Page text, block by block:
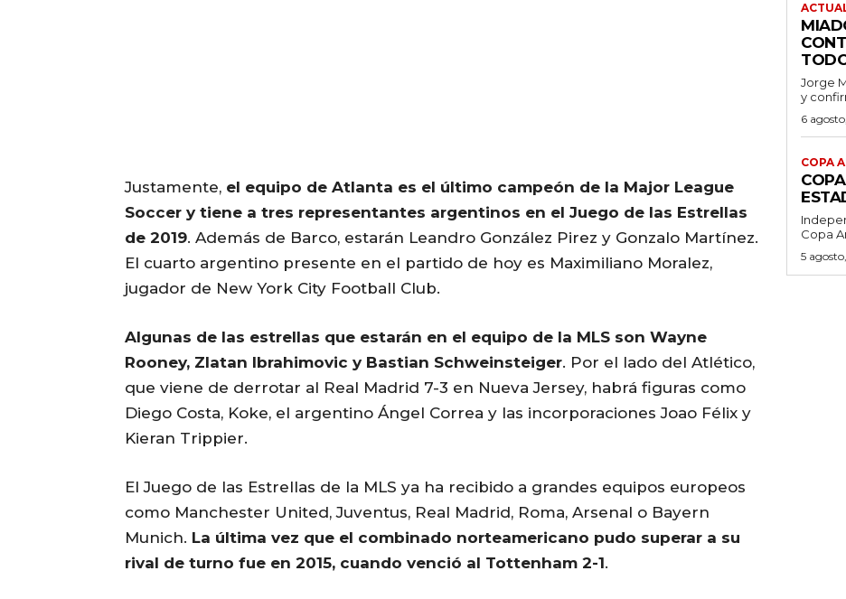
Justamente, el equipo de Atlanta es el último campeón de la Major League
Soccer y tiene a tres representantes argentinos en el Juego de las Estrellas
de 2019. Además de Barco, estarán Leandro González Pirez y Gonzalo Martínez.
El cuarto argentino presente en el partido de hoy es Maximiliano Moralez,
jugador de New York City Football Club.
Algunas de las estrellas que estarán en el equipo de la MLS son Wayne
Rooney, Zlatan Ibrahimovic y Bastian Schweinsteiger. Por el lado del Atlético,
que viene de derrotar al Real Madrid 7-3 en Nueva Jersey, habrá figuras como
Diego Costa, Koke, el argentino Ángel Correa y las incorporaciones Joao Félix y
Kieran Trippier.
El Juego de las Estrellas de la MLS ya ha recibido a grandes equipos europeos
como Manchester United, Juventus, Real Madrid, Roma, Arsenal o Bayern
Munich. La última vez que el combinado norteamericano pudo superar a su
rival de turno fue en 2015, cuando venció al Tottenham 2-1.
Jorge
y
6
COPA
Copa
5